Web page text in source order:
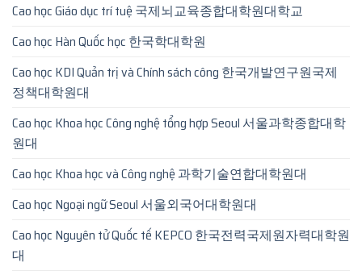
Cao học Giáo dục trí tuệ 국제뇌교육종합대학원대학교
Cao học Hàn Quốc học 한국학대학원
Cao học KDI Quản trị và Chính sách công 한국개발연구원국제
정책대학원대
Cao học Khoa học Công nghệ tổng hợp Seoul 서울과학종합대학
원대
Cao học Khoa học và Công nghệ 과학기술연합대학원대
Cao học Ngoại ngữ Seoul 서울외국어대학원대
Cao học Nguyên tử Quốc tế KEPCO 한국전력국제원자력대학원
대